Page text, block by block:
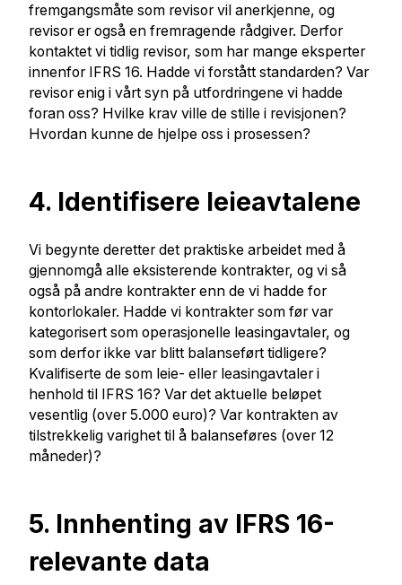
fremgangsmåte som revisor vil anerkjenne, og
revisor er også en fremragende rådgiver. Derfor
kontaktet vi tidlig revisor, som har mange eksperter
innenfor IFRS 16. Hadde vi forstått standarden? Var
revisor enig i vårt syn på utfordringene vi hadde
foran oss? Hvilke krav ville de stille i revisjonen?
Hvordan kunne de hjelpe oss i prosessen?
4. Identifisere leieavtalene
Vi begynte deretter det praktiske arbeidet med å
gjennomgå alle eksisterende kontrakter, og vi så
også på andre kontrakter enn de vi hadde for
kontorlokaler. Hadde vi kontrakter som før var
kategorisert som operasjonelle leasingavtaler, og
som derfor ikke var blitt balanseført tidligere?
Kvalifiserte de som leie- eller leasingavtaler i
henhold til IFRS 16? Var det aktuelle beløpet
vesentlig (over 5.000 euro)? Var kontrakten av
tilstrekkelig varighet til å balanseføres (over 12
måneder)?
5. Innhenting av IFRS 16-
relevante data